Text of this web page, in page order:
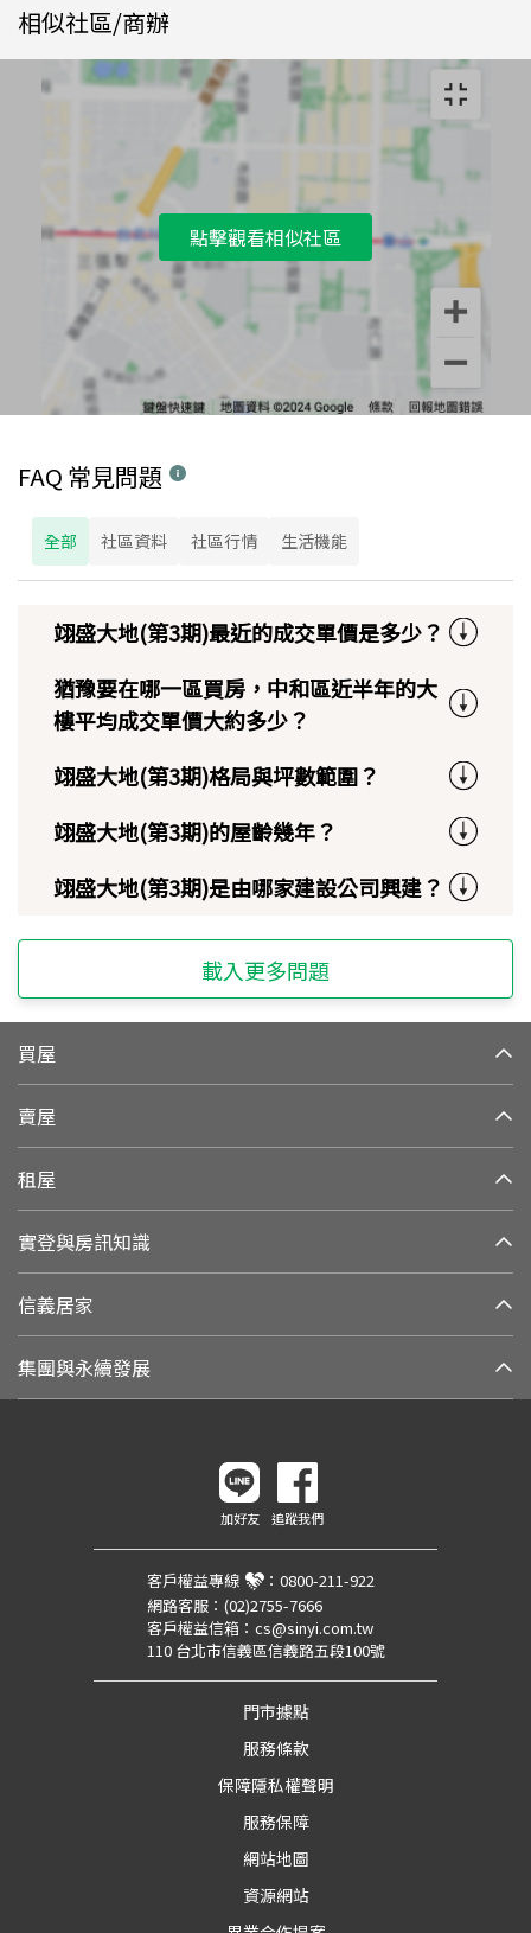
相似社區/商辦
點擊觀看相似社區
FAQ 常見問題
全部 社區資料 社區行情 生活機能
翊盛大地(第3期)最近的成交單價是多少？
猶豫要在哪一區買房，中和區近半年的大
樓平均成交單價大約多少？
翊盛大地(第3期)格局與坪數範圍？
翊盛大地(第3期)的屋齡幾年？
翊盛大地(第3期)是由哪家建設公司興建？
載入更多問題
買屋
賣屋
租屋
實登與房訊知識
信義居家
集團與永續發展
加好友 追蹤我們
客戶權益專線 ： 0800-211-922
網路客服： (02)2755-7666
客戶權益信箱： cs@sinyi.com.tw
110 台北市信義區信義路五段100號
門市據點
服務條款
保障隱私權聲明
服務保障
網站地圖
資源網站